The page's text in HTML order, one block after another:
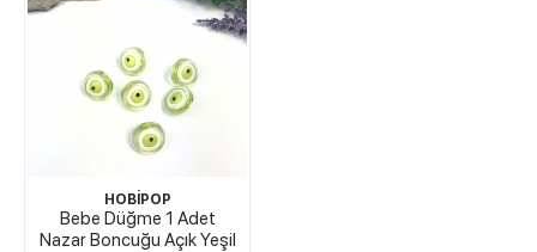
HOBİPOP
Bebe Düğme 1 Adet
Nazar Boncuğu Açık Yeşil